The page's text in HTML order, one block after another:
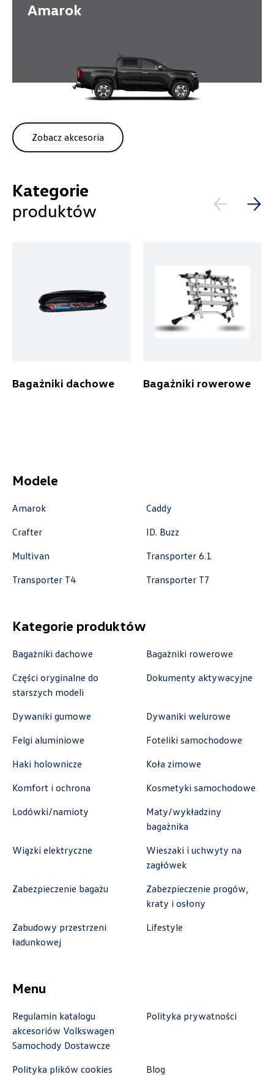
Amarok
Zobacz akcesoria
Kategorie
produktów
Bagażniki dachowe Bagażniki rowerowe
Alexas Car Service
Laski 10A, Przykona
+48 632 208 925
akcesoria@autoforum.pl
ul. Krakowska 33, Wieliczka
marcin.fujawa@vw.auto-gazda.pl
Autocentrum
ul. Zakładowa 18, Kielce
czesci@vwautocentrum.com.pl
Autoremo
zamowienia@autoremo.pl
ul. Komisji Edukacji Narodowej 49, Stalowa
Wola
+48 797 025 052
Autoweber Sp. z o. o.
ul. Łódzka 27, Zduńska Wola
+48 609 991 995
Modele
Amarok
Caddy
Crafter
ID. Buzz
Multivan
Transporter 6.1
Transporter T4
Transporter T7
Kategorie produktów
Bagażniki dachowe
Bagażniki rowerowe
Części oryginalne do
starszych modeli
Dokumenty aktywacyjne
Dywaniki gumowe
Dywaniki welurowe
Felgi aluminiowe
Foteliki samochodowe
Haki holownicze
Koła zimowe
Komfort i ochrona
Kosmetyki samochodowe
Lodówki/namioty
Maty/wykładziny
bagażnika
Wiązki elektryczne
Wieszaki i uchwyty na
zagłówek
Zabezpieczenie bagażu
Zabezpieczenie progów,
kraty i osłony
Zabudowy przestrzeni
ładunkowej
Lifestyle
Menu
Regulamin katalogu
akcesoriów Volkswagen
Samochody Dostawcze
Polityka prywatności
Polityka plików cookies Blog